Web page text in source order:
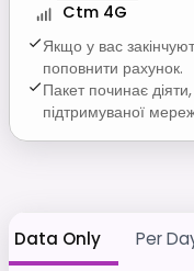
Ctm 4G
Якщо у вас
поповнити рахунок.
Пакет починає
підтримуваної
Data Only Per